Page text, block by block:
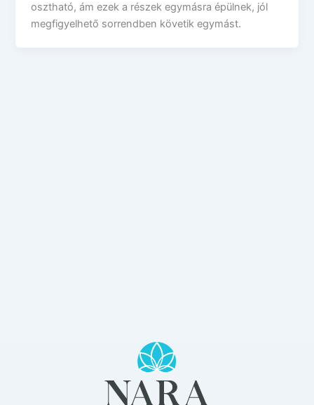
osztható, ám ezek a részek egymásra épülnek, jól
megfigyelhető sorrendben követik egymást.